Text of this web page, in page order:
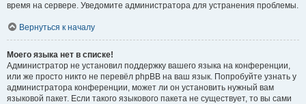
время на сервере. Уведомите администратора для устранения проблемы.
Вернуться к началу
Моего языка нет в списке!
Администратор не установил поддержку вашего языка на конференции,
или же просто никто не перевёл phpBB на ваш язык. Попробуйте узнать у
администратора конференции, может ли он установить нужный вам
языковой пакет. Если такого языкового пакета не существует, то вы сами